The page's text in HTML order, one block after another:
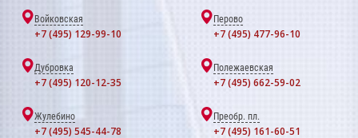
Войковская
+7 (495) 129-99-10
Перово
+7 (495) 477-96-10
Дубровка
+7 (495) 120-12-35
Полежаевская
+7 (495) 662-59-02
Жулебино
+7 (495) 545-44-78
Преобр. пл.
+7 (495) 161-60-51